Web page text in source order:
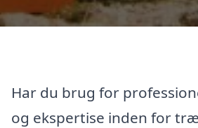
Har du brug for
og ekspertise inden for